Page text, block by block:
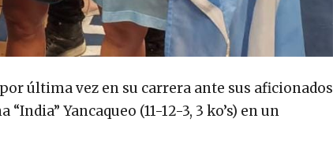
última vez en su carrera ante sus aficionados
Yancaqueo (11-12-3, 3 ko’s) en un